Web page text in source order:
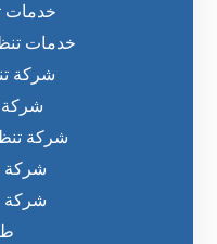
خدمات
خدمات
شركة
شركة
شركة
شركة
شركة